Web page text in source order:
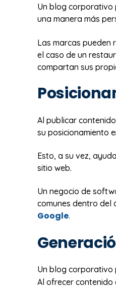
Un blog corporativo
una manera más
Las marcas pueden
el caso de un
compartan sus
Al publicar
su posicionamiento
Esto, a su vez,
sitio web.
Un negocio de
comunes dentro del
Google.
Un blog corporativo
Al ofrecer